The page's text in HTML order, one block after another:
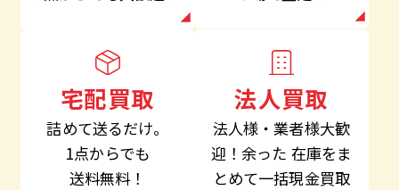
宅配買取
詰めて送るだけ。
1点からでも
送料無料！
法人買取
法人様・業者様大歓
迎！余った 在庫をま
とめて一括現金買取